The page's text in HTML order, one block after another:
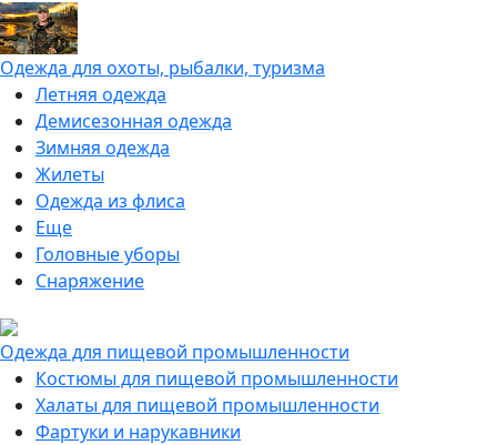
Одежда для охоты, рыбалки, туризма
Летняя одежда
Демисезонная одежда
Зимняя одежда
Жилеты
Одежда из флиса
Еще
Головные уборы
Снаряжение
Одежда для пищевой промышленности
Костюмы для пищевой промышленности
Халаты для пищевой промышленности
Фартуки и нарукавники